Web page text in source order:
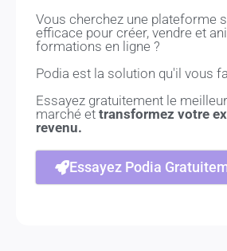
Vous cherchez une plateforme
efficace pour créer, vendre et
formations en ligne ?
Podia est la solution qu'il vous
Essayez gratuitement le
marché ettransformez votre
revenu.
Essayez Podia